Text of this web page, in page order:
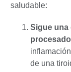
saludable:
Sigue una
de una